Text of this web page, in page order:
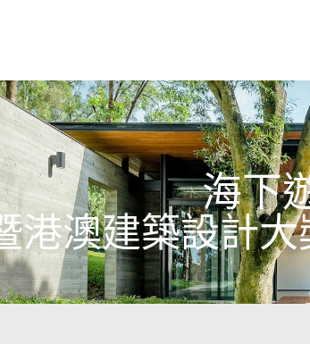
海下
港澳建築設計大